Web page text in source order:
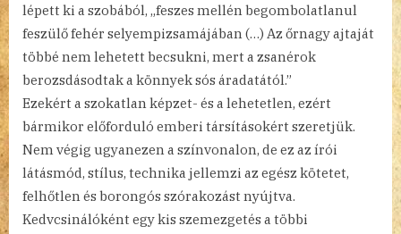
lépett ki a szobából, „feszes mellén begombolatlanul
feszülő fehér selyempizsamájában (…) Az őrnagy ajtaját
többé nem lehetett becsukni, mert a zsanérok
berozsdásodtak a könnyek sós áradatától.”
Ezekért a szokatlan képzet- és a lehetetlen, ezért
bármikor előforduló emberi társításokért szeretjük.
Nem végig ugyanezen a színvonalon, de ez az írói
látásmód, stílus, technika jellemzi az egész kötetet,
felhőtlen és borongós szórakozást nyújtva.
Kedvcsinálóként egy kis szemezgetés a többi